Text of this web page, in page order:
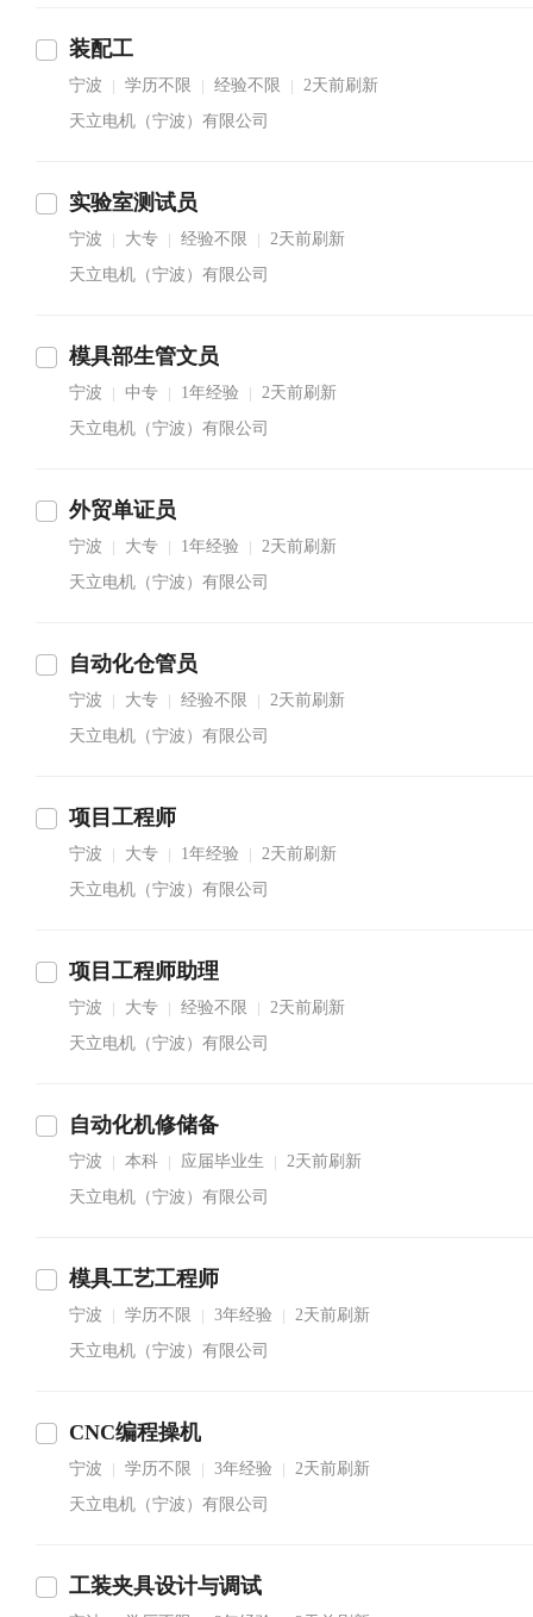
装配工
宁波 学历不限 经验不限
2天前刷新
天立电机（宁波）有限公司
实验室测试员
宁波 大专 经验不限
2天前刷新
天立电机（宁波）有限公司
模具部生管文员
宁波 中专 1年经验
2天前刷新
天立电机（宁波）有限公司
外贸单证员
宁波 大专 1年经验
2天前刷新
天立电机（宁波）有限公司
自动化仓管员
宁波 大专 经验不限
2天前刷新
天立电机（宁波）有限公司
项目工程师
宁波 大专 1年经验
2天前刷新
天立电机（宁波）有限公司
项目工程师助理
宁波 大专 经验不限
2天前刷新
天立电机（宁波）有限公司
自动化机修储备
宁波 本科 应届毕业生
2天前刷新
天立电机（宁波）有限公司
模具工艺工程师
宁波 学历不限 3年经验
2天前刷新
天立电机（宁波）有限公司
CNC编程操机
宁波 学历不限 3年经验
2天前刷新
天立电机（宁波）有限公司
工装夹具设计与调试